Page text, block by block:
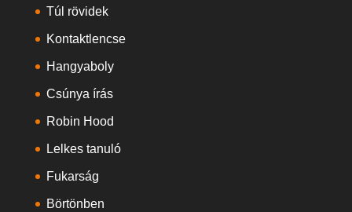
Túl rövidek
Kontaktlencse
Hangyaboly
Csúnya írás
Robin Hood
Lelkes tanuló
Fukarság
Börtönben